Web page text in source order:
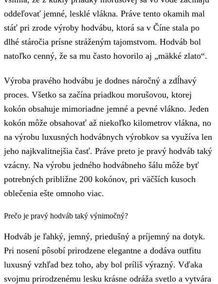
oddeľovať jemné, lesklé vlákna. Práve tento okamih mal
stáť pri zrode výroby hodvábu, ktorá sa v Číne stala po
dlhé stáročia prísne stráženým tajomstvom. Hodváb bol
natoľko cenný, že sa mu často hovorilo aj „mäkké zlato“.
Výroba pravého hodvábu je dodnes náročný a zdĺhavý
proces. Všetko sa začína priadkou morušovou, ktorej
kokón obsahuje mimoriadne jemné a pevné vlákno. Jeden
kokón môže obsahovať až niekoľko kilometrov vlákna, no
na výrobu luxusných hodvábnych výrobkov sa využíva len
jeho najkvalitnejšia časť. Práve preto je pravý hodváb taký
vzácny. Na výrobu jedného hodvábneho šálu môže byť
potrebných približne 200 kokónov, pri väčších kusoch
oblečenia ešte omnoho viac.
Prečo je pravý hodváb taký výnimočný?
Hodváb je ľahký, jemný, priedušný a príjemný na dotyk.
Pri nosení pôsobí prirodzene elegantne a dodáva outfitu
luxusný vzhľad bez toho, aby bol príliš výrazný. Vďaka
svojmu prirodzenému lesku krásne odráža svetlo a vytvára